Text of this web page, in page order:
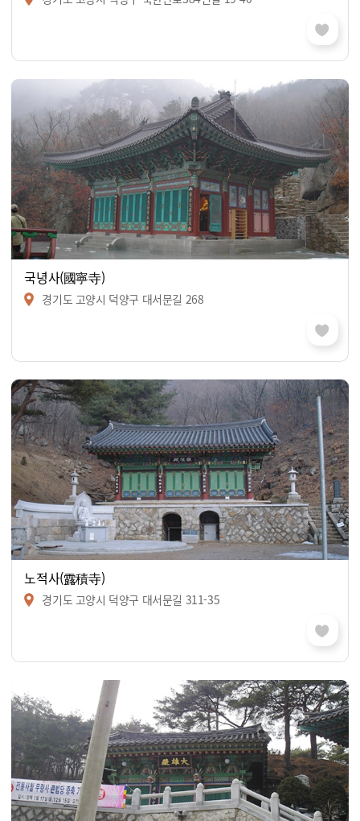
국녕사(國寧寺)
경기도 고양시 덕양구 대서문길 268
노적사(露積寺)
경기도 고양시 덕양구 대서문길 311-35